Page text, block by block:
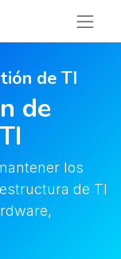
de TI
de
los
de TI